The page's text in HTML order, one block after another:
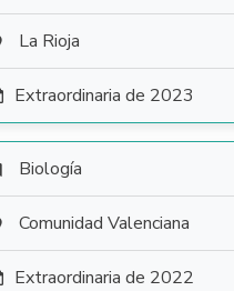
La Rioja
Extraordinaria de 2023
Biología
Comunidad Valenciana
Extraordinaria de 2022